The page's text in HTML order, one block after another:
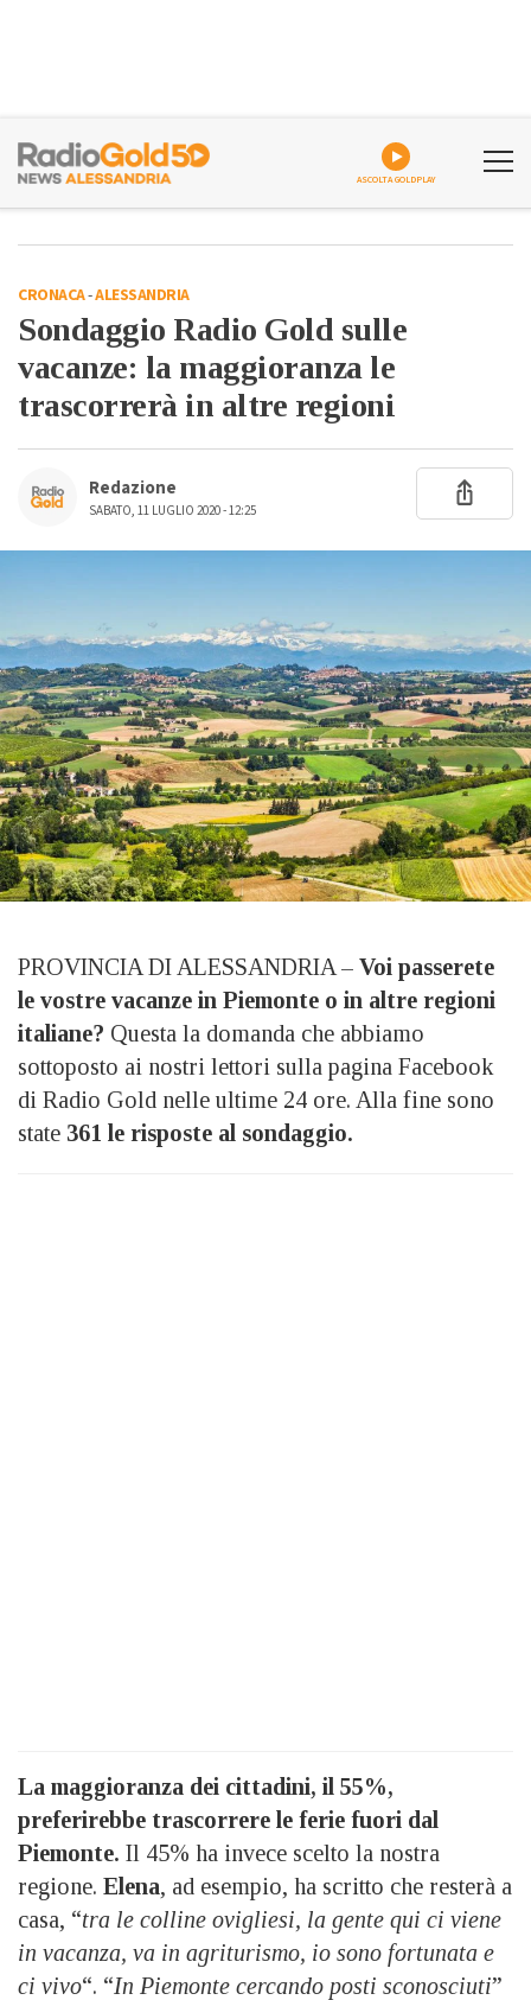
ASCOLTA GOLDPLAY
CRONACA-ALESSANDRIA
Sondaggio Radio Gold sulle
vacanze: la maggioranza le
trascorrerà in altre regioni
Redazione
SABATO, 11 LUGLIO 2020 - 12:25
PROVINCIA DI ALESSANDRIA – Voi passerete
le vostre vacanze in Piemonte o in altre regioni
italiane? Questa la domanda che abbiamo
sottoposto ai nostri lettori sulla pagina Facebook
di Radio Gold nelle ultime 24 ore. Alla fine sono
state 361 le risposte al sondaggio.
La maggioranza dei cittadini, il 55%,
preferirebbe trascorrere le ferie fuori dal
Piemonte. Il 45% ha invece scelto la nostra
regione. Elena, ad esempio, ha scritto che resterà a
casa, “tra le colline ovigliesi, la gente qui ci viene
in vacanza, va in agriturismo, io sono fortunata e
ci vivo“. “In Piemonte cercando posti sconosciuti”